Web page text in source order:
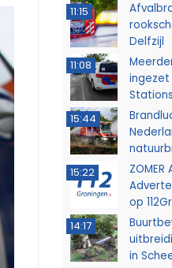
11:15
Delfzijl
11:08
15:44
15:22
ZOMER
op
14:17
in